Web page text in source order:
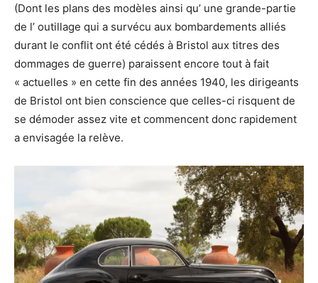
(Dont les plans des modèles ainsi qu’ une grande-partie
de l’ outillage qui a survécu aux bombardements alliés
durant le conflit ont été cédés à Bristol aux titres des
dommages de guerre) paraissent encore tout à fait
« actuelles » en cette fin des années 1940, les dirigeants
de Bristol ont bien conscience que celles-ci risquent de
se démoder assez vite et commencent donc rapidement
a envisagée la relève.